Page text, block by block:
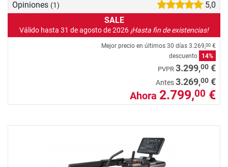
Opiniones (1)
5,0
SALE
Válido hasta 31 de agosto de 2026 ¡Hasta fin de existencias!
Mejor precio en últimos 30 días 3.269,00 €
descuento
14%
PVPR 3.299,00 €
Antes3.269,00 €
Ahora 2.799,00 €